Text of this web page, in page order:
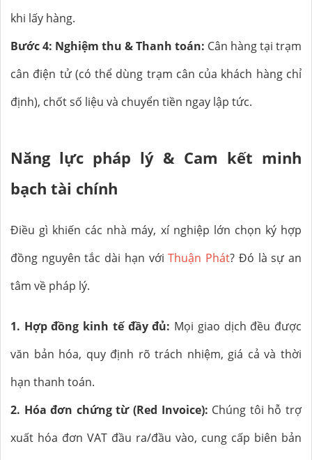
khi lấy hàng.
Bước 4: Nghiệm thu & Thanh toán: Cân hàng tại trạm
cân điện tử (có thể dùng trạm cân của khách hàng chỉ
định), chốt số liệu và chuyển tiền ngay lập tức.
Năng lực pháp lý & Cam kết minh
bạch tài chính
Điều gì khiến các nhà máy, xí nghiệp lớn chọn ký hợp
đồng nguyên tắc dài hạn vớiThuận Phát? Đó là sự an
tâm về pháp lý.
1. Hợp đồng kinh tế đầy đủ: Mọi giao dịch đều được
văn bản hóa, quy định rõ trách nhiệm, giá cả và thời
hạn thanh toán.
2. Hóa đơn chứng từ (Red Invoice): Chúng tôi hỗ trợ
xuất hóa đơn VAT đầu ra/đầu vào, cung cấp biên bản